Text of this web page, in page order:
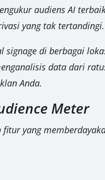
audiens AI
yang tak tertandingi.
di berbagai
data dari
Anda.
Meter
fitur yang